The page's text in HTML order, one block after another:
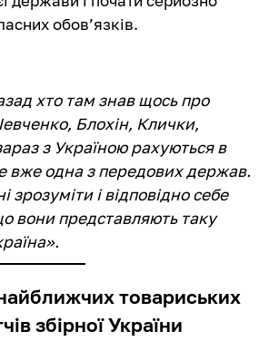
обов’язків.
хто там знав щось про
Блохін, Клички,
з Україною рахуються в
вже одна з передових держав.
зрозуміти і відповідно себе
вони представляють таку
товариських
збірної України